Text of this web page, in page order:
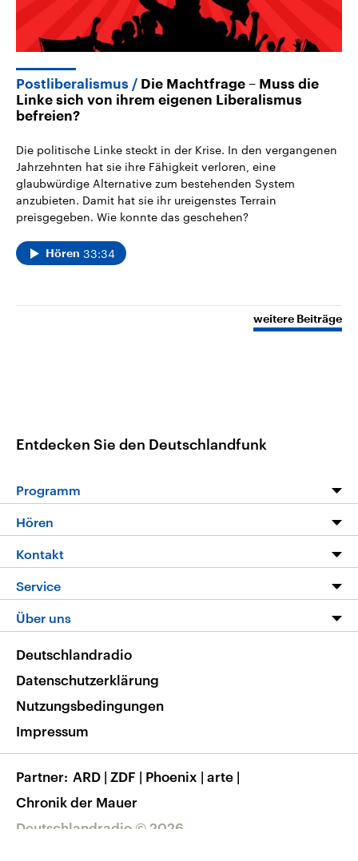
Postliberalismus
Die Machtfrage – Muss die
Linke sich von ihrem eigenen Liberalismus
befreien?
Die politische Linke steckt in der Krise. In den vergangenen
Jahrzehnten hat sie ihre Fähigkeit verloren, eine
glaubwürdige Alternative zum bestehenden System
anzubieten. Damit hat sie ihr ureigenstes Terrain
preisgegeben. Wie konnte das geschehen?
Hören 33:34
weitere Beiträge
Entdecken Sie den Deutschlandfunk
Programm
Programm
Die Nachrichten
Nachrichtenleicht
Neue Beiträge auf dlf.de
Hören
Livestream
Podcasts
Deutschlandfunk App
Nachrichten App
Frequenzen
Kontakt
Hörerservice
Service
FAQ
Veranstaltungen
Musikliste
RSS
Über uns
Barrierefreiheit
Deutschlandradio © 2026
Deutschlandradio
Datenschutzerklärung
Nutzungsbedingungen
Impressum
Partner ARD | ZDF | Phoenix | arte |
Chronik der Mauer